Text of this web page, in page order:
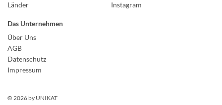
Länder
Instagram
Das Unternehmen
Über Uns
AGB
Datenschutz
Impressum
© 2026 by UNIKAT